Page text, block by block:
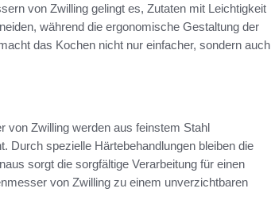
von Zwilling gelingt es, Zutaten mit Leichtigkeit
während die ergonomische Gestaltung der
das Kochen nicht nur einfacher, sondern auch
von Zwilling werden aus feinstem Stahl
Durch spezielle Härtebehandlungen bleiben die
sorgt die sorgfältige Verarbeitung für einen
von Zwilling zu einem unverzichtbaren